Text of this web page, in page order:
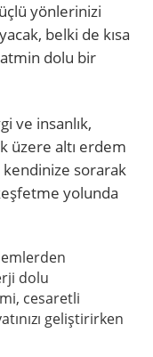
yönlerinizi
belki de kısa
dolu bir
ve insanlık,
üzere altı erdem
kendinize sorarak
yolunda
dolu
cesaretli
geliştirirken